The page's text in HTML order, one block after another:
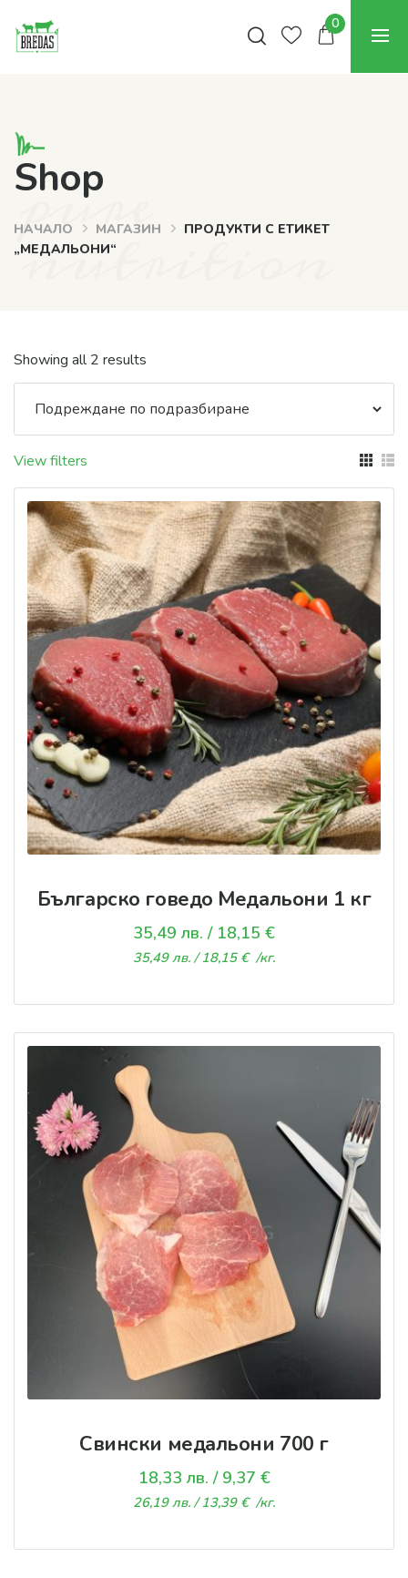
0
Shop
НАЧАЛО МАГАЗИН
ПРОДУКТИ С ЕТИКЕТ
„МЕДАЛЬОНИ“
pure
nutrition
Showing all 2 results
View filters
Българско говедо Медальони 1 кг
35,49 лв. / 18,15 €
35,49лв./ 18,15 € /кг.
Свински медальони 700 г
18,33 лв. / 9,37 €
26,19лв./ 13,39 € /кг.